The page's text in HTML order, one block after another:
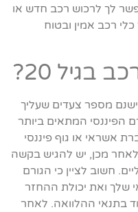
לך לרכוש רכב חדש או
רכב אמין ובטוח
בגיל 20?
לקבל מימון לרכב בגיל 20, ישנם מספר צעדים שעליך
הפיננסי המתאים ביותר
אשראי או גוף פיננסי
מכן, יש להגיש בקשה
חשוב לציין כי הגורם
שלך ואת יכולת ההחזר
בתנאי ההלוואה. לאחר